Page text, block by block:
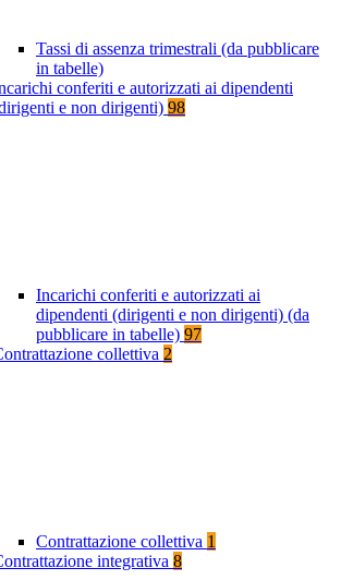
Tassi di assenza trimestrali (da pubblicare
in tabelle)
conferiti e autorizzati ai dipendenti
e non dirigenti) 98
Incarichi conferiti e autorizzati ai
dipendenti (dirigenti e non dirigenti) (da
pubblicare in tabelle) 97
collettiva 2
Contrattazione collettiva 1
integrativa 8